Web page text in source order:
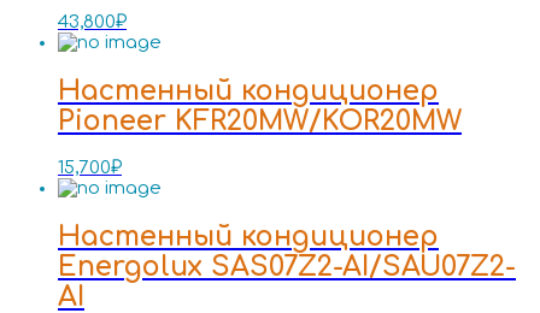
43,800₽
Настенный кондиционер
Pioneer KFR20MW/KOR20MW
15,700₽
Настенный кондиционер
Energolux SAS07Z2-AI/SAU07Z2-
AI